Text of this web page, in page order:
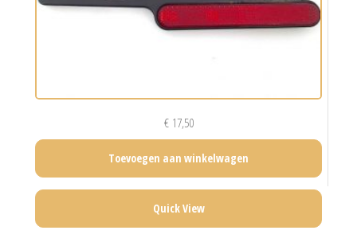
€17,50
Toevoegen aan winkelwagen
Quick View